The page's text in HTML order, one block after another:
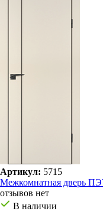
Артикул: 5715
Межкомнатная дверь
отзывов нет
В наличии